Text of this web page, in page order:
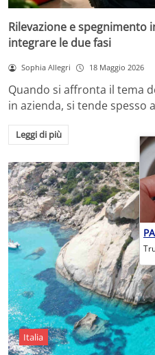
Rilevazione e spegnimento
integrare le due fasi
Sophia Allegri 18 Maggio 2026
Quando si affronta il tema
in azienda, si tende spesso
Leggi di più
Italia